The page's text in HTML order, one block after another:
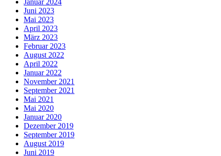
Juni 2023
Mai 2023
April 2023
März 2023
Februar 2023
August 2022
April 2022
Januar 2022
November 2021
September 2021
Mai 2021
Mai 2020
Januar 2020
Dezember 2019
September 2019
August 2019
Juni 2019